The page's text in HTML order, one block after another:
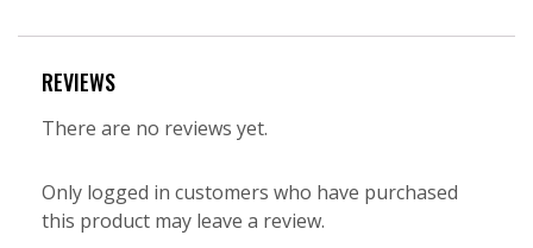
REVIEWS
There are no reviews yet.
Only logged in customers who have purchased
this product may leave a review.